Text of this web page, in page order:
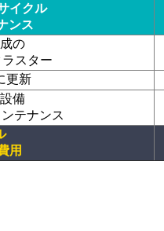
イクル
ンス
の
ラスター
更新
備
テナンス
用